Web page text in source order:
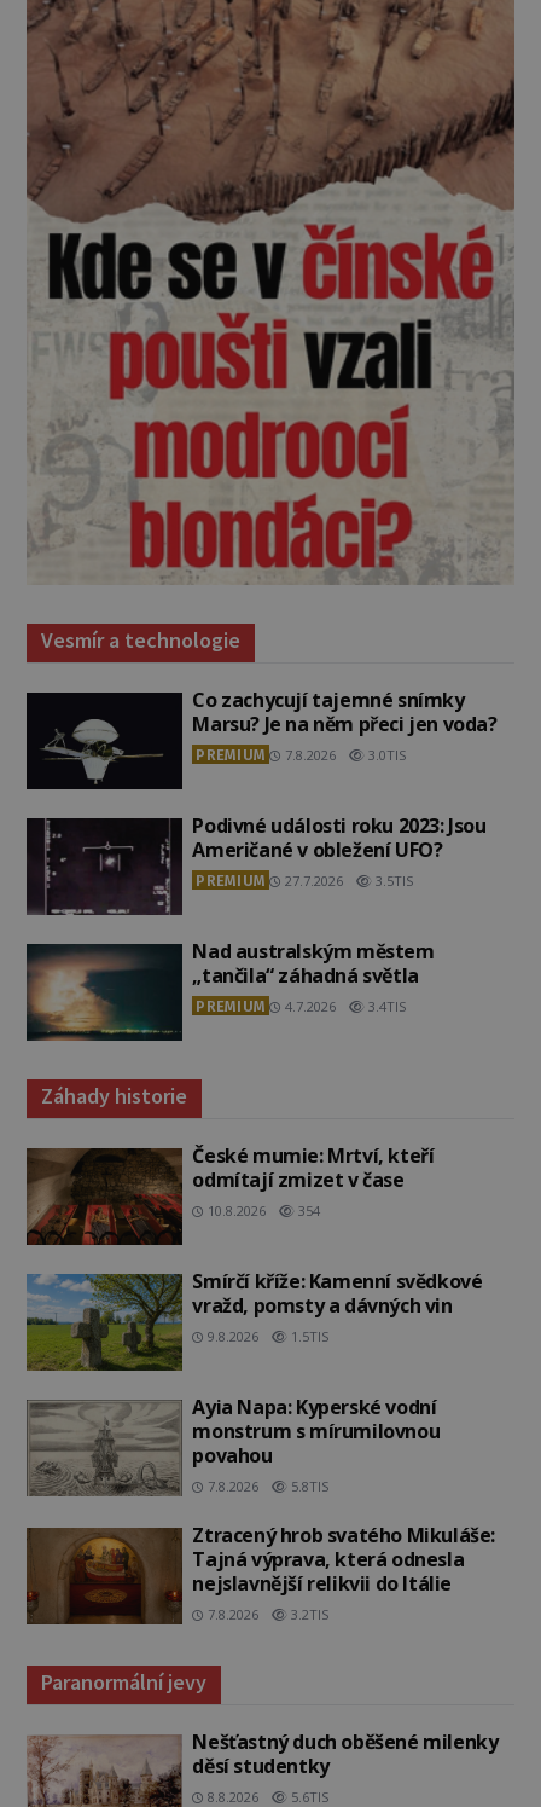
Vesmír a technologie
Co zachycují tajemné snímky
Marsu? Je na něm přeci jen voda?
PREMIUM 7.8.2026 3.0TIS
Podivné události roku 2023: Jsou
Američané v obležení UFO?
PREMIUM 27.7.2026 3.5TIS
Nad australským městem
„tančila“ záhadná světla
PREMIUM 4.7.2026 3.4TIS
Záhady historie
České mumie: Mrtví, kteří
odmítají zmizet v čase
10.8.2026 354
Smírčí kříže: Kamenní svědkové
vražd, pomsty a dávných vin
9.8.2026 1.5TIS
Ayia Napa: Kyperské vodní
monstrum s mírumilovnou
povahou
7.8.2026 5.8TIS
Ztracený hrob svatého Mikuláše:
Tajná výprava, která odnesla
nejslavnější relikvii do Itálie
7.8.2026 3.2TIS
Paranormální jevy
Nešťastný duch oběšené milenky
děsí studentky
8.8.2026 5.6TIS